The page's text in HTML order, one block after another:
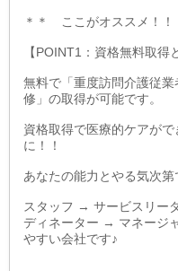
＊＊ ここがオススメ！
【POINT1：資格無料取得
無料で「重度訪問介護従
修」の取得が可能です。
資格取得で医療的ケアが
に！！
あなたの能力とやる気次第
スタッフ → サービスリー
ディネーター → マネージ
やすい会社です♪